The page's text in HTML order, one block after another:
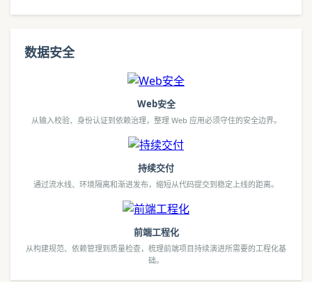
数据安全
Web安全
从输入校验、身份认证到依赖治理，整理 Web 应用必须守住的安全边界。
持续交付
通过流水线、环境隔离和渐进发布，缩短从代码提交到稳定上线的距离。
前端工程化
从构建规范、依赖管理到质量检查，梳理前端项目持续演进所需要的工程化基
础。